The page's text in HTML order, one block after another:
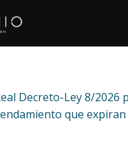
Decreto-Ley 8/2026
que